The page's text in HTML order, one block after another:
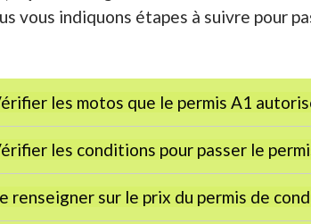
vous indiquons étapes à suivre pour
les motos que le permis A1
les conditions pour passer le
renseigner sur le prix du permis de